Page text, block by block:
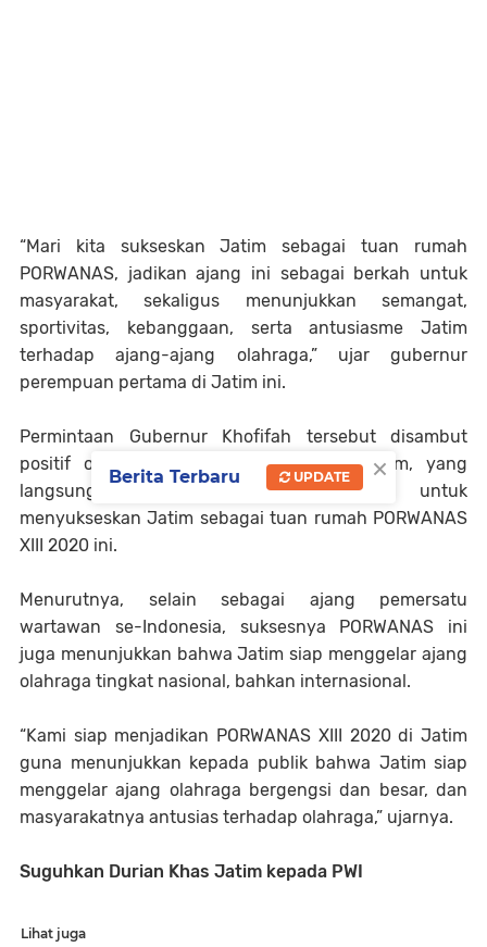
“Mari kita sukseskan Jatim sebagai tuan rumah
PORWANAS, jadikan ajang ini sebagai berkah untuk
masyarakat, sekaligus menunjukkan semangat,
sportivitas, kebanggaan, serta antusiasme Jatim
terhadap ajang-ajang olahraga,” ujar gubernur
perempuan pertama di Jatim ini.
Permintaan Gubernur Khofifah tersebut disambut
positif oleh Ketua PWI Jatim, Ainur Rohim, yang
langsung menyatakan kesiapannya untuk
menyukseskan Jatim sebagai tuan rumah PORWANAS
XIII 2020 ini.
Menurutnya, selain sebagai ajang pemersatu
wartawan se-Indonesia, suksesnya PORWANAS ini
juga menunjukkan bahwa Jatim siap menggelar ajang
olahraga tingkat nasional, bahkan internasional.
“Kami siap menjadikan PORWANAS XIII 2020 di Jatim
guna menunjukkan kepada publik bahwa Jatim siap
menggelar ajang olahraga bergengsi dan besar, dan
masyarakatnya antusias terhadap olahraga,” ujarnya.
Suguhkan Durian Khas Jatim kepada PWI
Lihat juga
×
Berita Terbaru UPDATE